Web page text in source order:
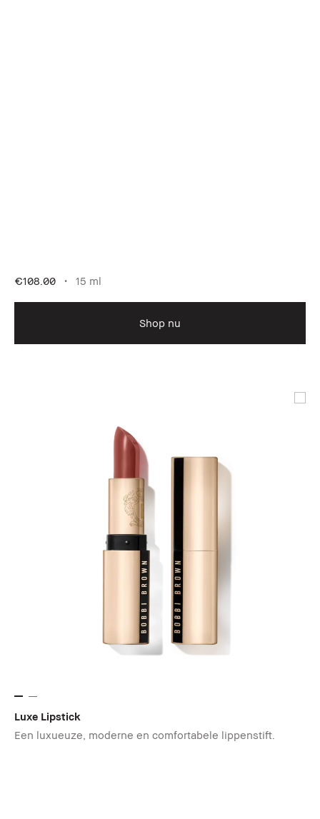
€108.00 15 ml
Shop nu
Luxe Lipstick
Een luxueuze, moderne en comfortabele lippenstift.